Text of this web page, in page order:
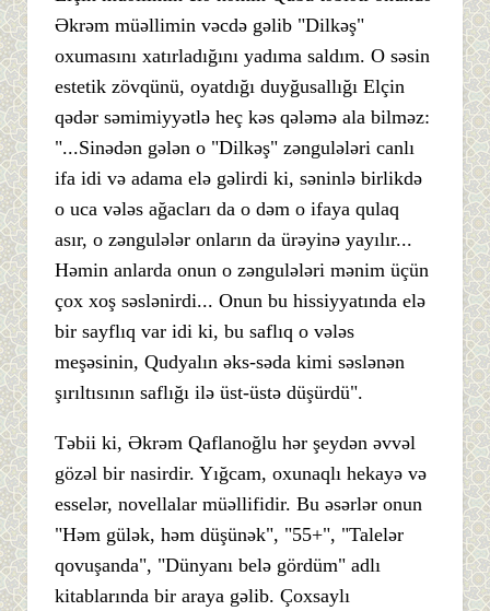
Əkrəm müəllimin vəcdə gəlib "Dilkəş"
oxumasını xatırladığını yadıma saldım. O səsin
estetik zövqünü, oyatdığı duyğusallığı Elçin
qədər səmimiyyətlə heç kəs qələmə ala bilməz:
"...Sinədən gələn o "Dilkəş" zəngulələri canlı
ifa idi və adama elə gəlirdi ki, səninlə birlikdə
o uca vələs ağacları da o dəm o ifaya qulaq
asır, o zəngulələr onların da ürəyinə yayılır...
Həmin anlarda onun o zəngulələri mənim üçün
çox xoş səslənirdi... Onun bu hissiyyatında elə
bir sayflıq var idi ki, bu saflıq o vələs
meşəsinin, Qudyalın əks-səda kimi səslənən
şırıltısının saflığı ilə üst-üstə düşürdü".
Təbii ki, Əkrəm Qaflanoğlu hər şeydən əvvəl
gözəl bir nasirdir. Yığcam, oxunaqlı hekayə və
esselər, novellalar müəllifidir. Bu əsərlər onun
"Həm gülək, həm düşünək", "55+", "Talelər
qovuşanda", "Dünyanı belə gördüm" adlı
kitablarında bir araya gəlib. Çoxsaylı